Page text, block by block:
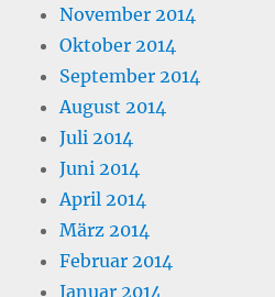
November 2014
Oktober 2014
September 2014
August 2014
Juli 2014
Juni 2014
April 2014
März 2014
Februar 2014
Januar 2014